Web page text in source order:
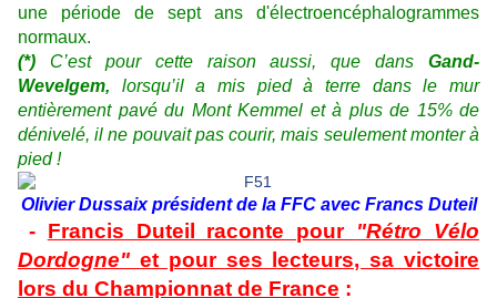
une période de sept ans d'électroencéphalogrammes
normaux.
(*) C’est pour cette raison aussi, que dans Gand-
Wevelgem, lorsqu’il a mis pied à terre dans le mur
entièrement pavé du Mont Kemmel et à plus de 15% de
dénivelé, il ne pouvait pas courir, mais seulement monter à
pied !
Olivier Dussaix président de la FFC avec Francs Duteil
- Francis Duteil raconte pour "Rétro Vélo
Dordogne" et pour ses lecteurs, sa victoire
lors du Championnat de France :